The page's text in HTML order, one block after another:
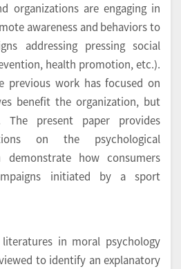
organizations are engaging in
awareness and behaviors to
addressing pressing social
health promotion, etc.).
previous work has focused on
benefit the organization, but
present paper provides
on the psychological
how consumers
initiated by a sport
in moral psychology
to identify an explanatory